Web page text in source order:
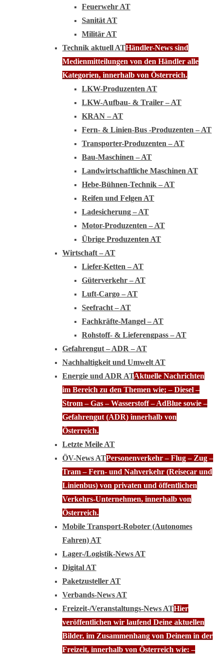
Feuerwehr AT
Sanität AT
Militär AT
Technik aktuell ATHändler-News sind
Medienmitteilungen von den Händler alle
Kategorien, innerhalb von Österreich.
LKW-Produzenten AT
LKW-Aufbau- & Trailer – AT
KRAN – AT
Fern- & Linien-Bus -Produzenten – AT
Transporter-Produzenten – AT
Bau-Maschinen – AT
Landwirtschaftliche Maschinen AT
Hebe-Bühnen-Technik – AT
Reifen und Felgen AT
Ladesicherung – AT
Motor-Produzenten – AT
Übrige Produzenten AT
Wirtschaft – AT
Liefer-Ketten – AT
Güterverkehr – AT
Luft-Cargo – AT
Seefracht – AT
Fachkräfte-Mangel – AT
Rohstoff- & Lieferengpass – AT
Gefahrengut – ADR – AT
Nachhaltigkeit und Umwelt AT
Energie und ADR ATAktuelle Nachrichten
im Bereich zu den Themen wie; – Diesel –
Strom – Gas – Wasserstoff – AdBlue sowie –
Gefahrengut (ADR) innerhalb von
Österreich.
Letzte Meile AT
ÖV-News ATPersonenverkehr – Flug – Zug –
Tram – Fern- und Nahverkehr (Reisecar und
Linienbus) von privaten und öffentlichen
Verkehrs-Unternehmen, innerhalb von
Österreich.
Mobile Transport-Roboter (Autonomes
Fahren) AT
Lager-/Logistik-News AT
Digital AT
Paketzusteller AT
Verbands-News AT
Freizeit-/Veranstaltungs-News ATHier
veröffentlichen wir laufend Deine aktuellen
Bilder, im Zusammenhang von Deinem in der
Freizeit, innerhalb von Österreich wie: –